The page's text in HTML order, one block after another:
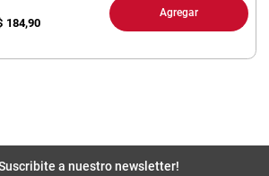
184,90
Agregar
a nuestro newsletter!